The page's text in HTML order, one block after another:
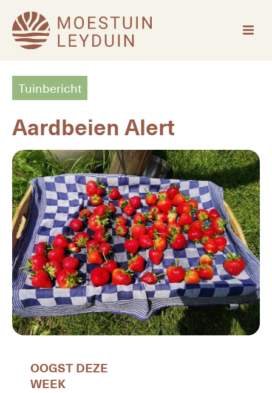
Tuinbericht
Aardbeien Alert
OOGST DEZE
WEEK